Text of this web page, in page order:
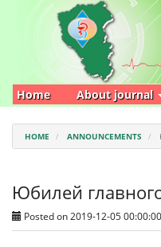
Main
Navigation
Main
Content
Home About journal
HOME ANNOUNCEMENTS
Юбилей
Posted on 2019-12-05 00:00:00